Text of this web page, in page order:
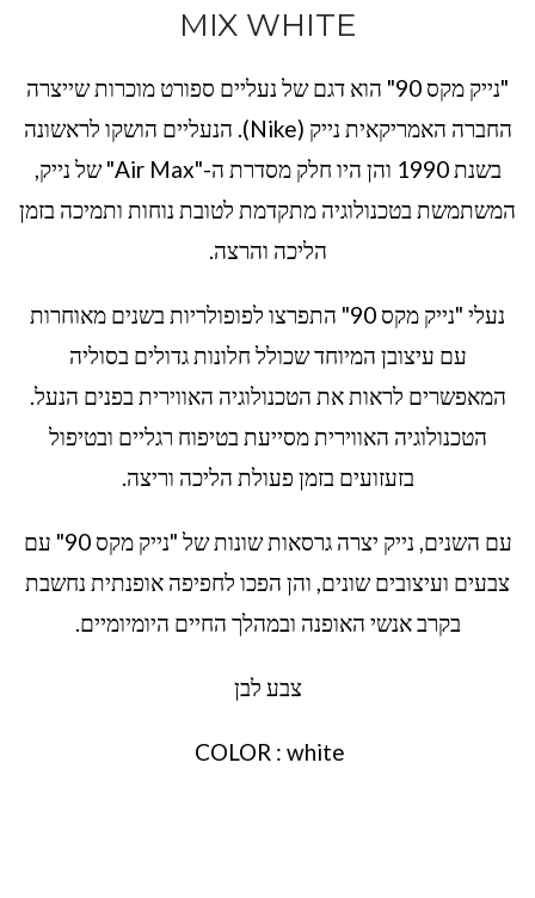
MIX WHITE
"נייק מקס 90" הוא דגם של נעליים ספורט מוכרות שייצרה
החברה האמריקאית נייק (Nike). הנעליים הושקו לראשונה
בשנת 1990 והן היו חלק מסדרת ה-"Air Max" של נייק,
המשתמשת בטכנולוגיה מתקדמת לטובת נוחות ותמיכה בזמן
הליכה והרצה.
נעלי "נייק מקס 90" התפרצו לפופולריות בשנים מאוחרות
עם עיצובן המיוחד שכולל חלונות גדולים בסוליה
המאפשרים לראות את הטכנולוגיה האווירית בפנים הנעל.
הטכנולוגיה האווירית מסייעת בטיפוח רגליים ובטיפול
בזעזועים בזמן פעולת הליכה וריצה.
עם השנים, נייק יצרה גרסאות שונות של "נייק מקס 90" עם
צבעים ועיצובים שונים, והן הפכו לחפיפה אופנתית נחשבת
בקרב אנשי האופנה ובמהלך החיים היומיומיים.
צבע לבן
COLOR : white